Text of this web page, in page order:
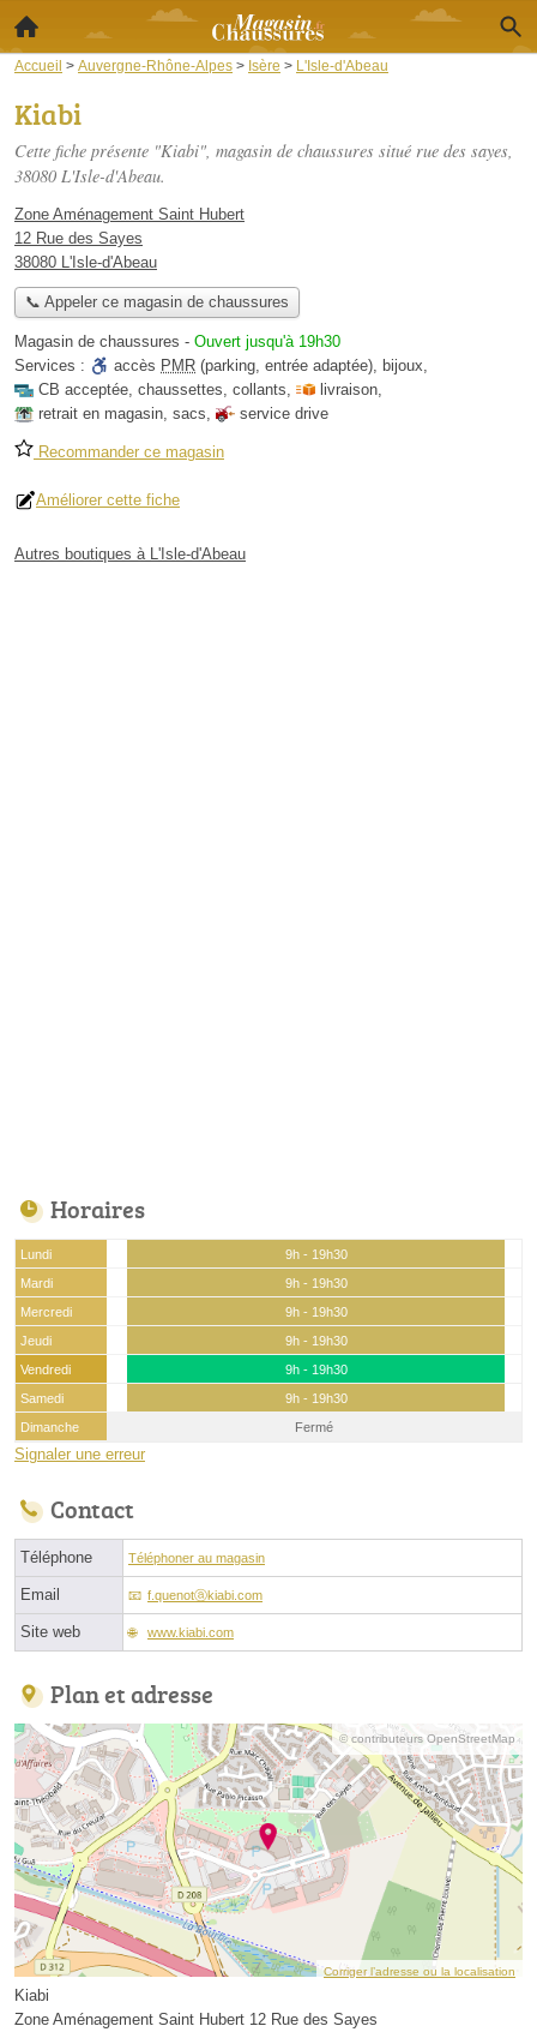
Accueil > Auvergne-Rhône-Alpes > Isère > L'Isle-d'Abeau
Kiabi
Cette fiche présente "Kiabi", magasin de chaussures situé rue des sayes,
38080 L'Isle-d'Abeau.
Zone Aménagement Saint Hubert
12 Rue des Sayes
38080 L'Isle-d'Abeau
📞 Appeler ce magasin de chaussures
Magasin de chaussures - Ouvert jusqu'à 19h30
Services :
accès PMR (parking, entrée adaptée), bijoux,
CB acceptée, chaussettes, collants, livraison,
retrait en magasin, sacs, service drive
Recommander ce magasin
Améliorer cette fiche
Autres boutiques à L'Isle-d'Abeau
Horaires
Lundi
9h - 19h30
Mardi
9h - 19h30
Mercredi
9h - 19h30
Jeudi
9h - 19h30
Vendredi
9h - 19h30
Samedi
9h - 19h30
Dimanche
Fermé
Signaler une erreur
Contact
Téléphone Téléphoner au magasin
Email f.quenotⓐkiabi.com
Site web www.kiabi.com
Plan et adresse
© contributeurs OpenStreetMap
Corriger l’adresse ou la localisation
Kiabi
Zone Aménagement Saint Hubert 12 Rue des Sayes